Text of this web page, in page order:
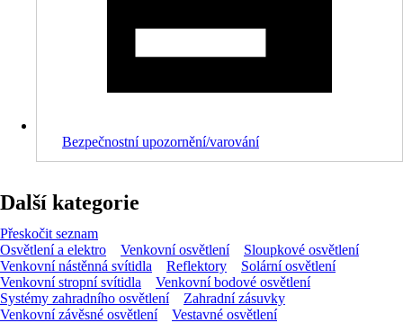
Bezpečnostní upozornění/varování
Další kategorie
Přeskočit seznam
Osvětlení a elektro
Venkovní osvětlení
Sloupkové osvětlení
Venkovní nástěnná svítidla
Reflektory
Solární osvětlení
Venkovní stropní svítidla
Venkovní bodové osvětlení
Systémy zahradního osvětlení
Zahradní zásuvky
Venkovní závěsné osvětlení
Vestavné osvětlení